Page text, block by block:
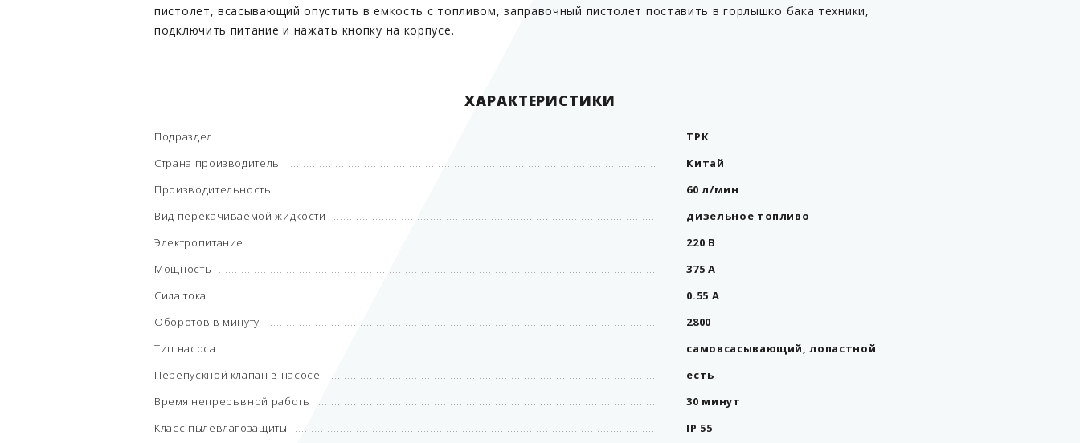
пистолет, всасывающий опустить в емкость с топливом, заправочный пистолет поставить в горлышко бака техники,
подключить питание и нажать кнопку на корпусе.
ХАРАКТЕРИСТИКИ
Подраздел
ТРК
Страна производитель
Китай
Производительность
60 л/мин
Вид перекачиваемой жидкости
дизельное топливо
Электропитание
220 В
Мощность
375 А
Сила тока
0.55 А
Оборотов в минуту
2800
Тип насоса
самовсасывающий, лопастной
Перепускной клапан в насосе
есть
Время непрерывной работы
30 минут
Класс пылевлагозащиты
IP 55